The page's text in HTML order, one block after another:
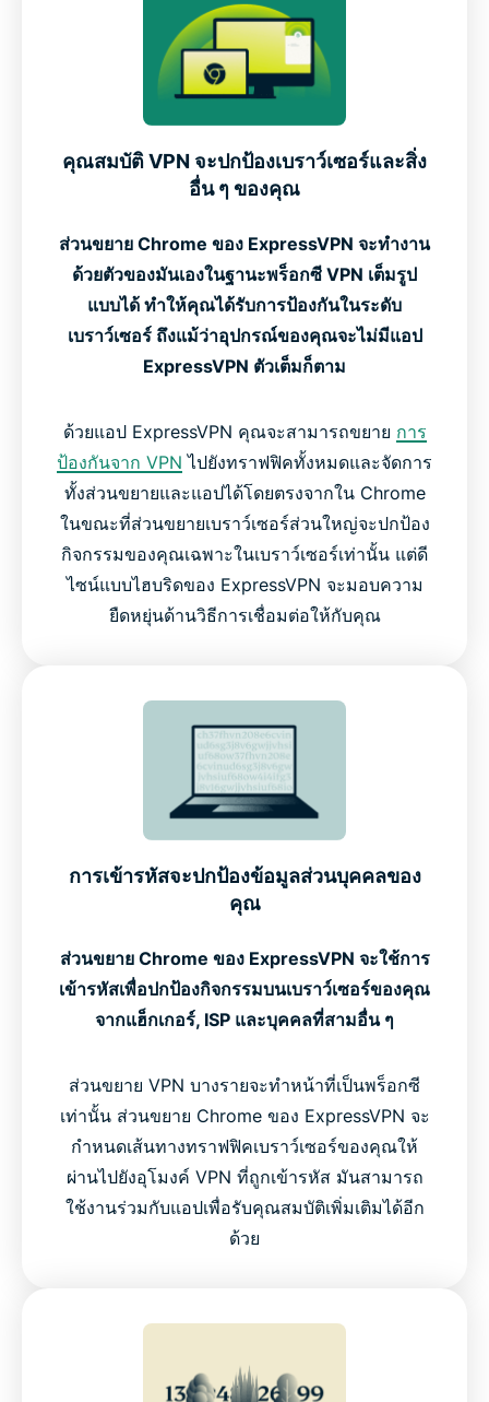
คุณสมบัติ VPN จะปกป้องเบราว์เซอร์และสิ่ง
อื่น ๆ ของคุณ
ส่วนขยาย Chrome ของ ExpressVPN จะทำงาน
ด้วยตัวของมันเองในฐานะพร็อกซี VPN เต็มรูป
แบบได้ ทำให้คุณได้รับการป้องกันในระดับ
เบราว์เซอร์ ถึงแม้ว่าอุปกรณ์ของคุณจะไม่มีแอป
ExpressVPN ตัวเต็มก็ตาม
ด้วยแอป ExpressVPN คุณจะสามารถขยาย การ
ป้องกันจาก VPN ไปยังทราฟฟิคทั้งหมดและจัดการ
ทั้งส่วนขยายและแอปได้โดยตรงจากใน Chrome
ในขณะที่ส่วนขยายเบราว์เซอร์ส่วนใหญ่จะปกป้อง
กิจกรรมของคุณเฉพาะในเบราว์เซอร์เท่านั้น แต่ดี
ไซน์แบบไฮบริดของ ExpressVPN จะมอบความ
ยืดหยุ่นด้านวิธีการเชื่อมต่อให้กับคุณ
การเข้ารหัสจะปกป้องข้อมูลส่วนบุคคลของ
คุณ
ส่วนขยาย Chrome ของ ExpressVPN จะใช้การ
เข้ารหัสเพื่อปกป้องกิจกรรมบนเบราว์เซอร์ของคุณ
จากแฮ็กเกอร์, ISP และบุคคลที่สามอื่น ๆ
ส่วนขยาย VPN บางรายจะทำหน้าที่เป็นพร็อกซี
เท่านั้น ส่วนขยาย Chrome ของ ExpressVPN จะ
กำหนดเส้นทางทราฟฟิคเบราว์เซอร์ของคุณให้
ผ่านไปยังอุโมงค์ VPN ที่ถูกเข้ารหัส มันสามารถ
ใช้งานร่วมกับแอปเพื่อรับคุณสมบัติเพิ่มเติมได้อีก
ด้วย